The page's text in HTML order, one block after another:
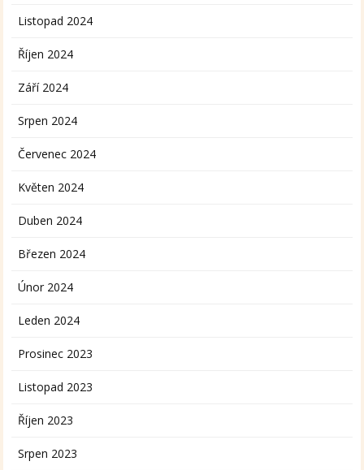
Listopad 2024
Říjen 2024
Září 2024
Srpen 2024
Červenec 2024
Květen 2024
Duben 2024
Březen 2024
Únor 2024
Leden 2024
Prosinec 2023
Listopad 2023
Říjen 2023
Srpen 2023